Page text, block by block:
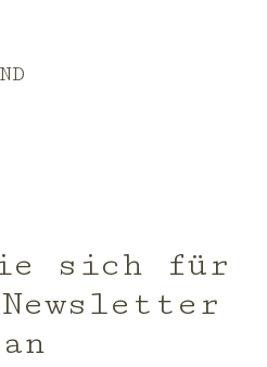
sich für
an